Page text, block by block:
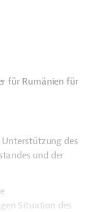
für Rumänien für
des
und der
Situation des